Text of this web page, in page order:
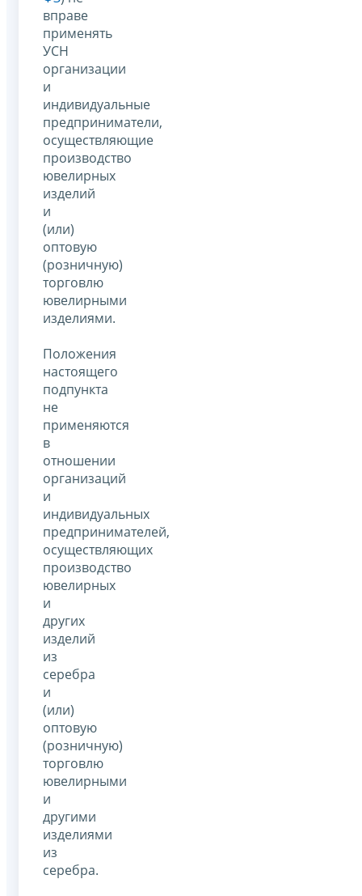
вправе
применять
УСН
организации
и
индивидуальные
предприниматели,
осуществляющие
производство
ювелирных
изделий
и
(или)
оптовую
(розничную)
торговлю
ювелирными
изделиями.
Положения
настоящего
подпункта
не
применяются
в
отношении
организаций
и
индивидуальных
предпринимателей,
осуществляющих
производство
ювелирных
и
других
изделий
из
серебра
и
(или)
оптовую
(розничную)
торговлю
ювелирными
и
другими
изделиями
из
серебра.